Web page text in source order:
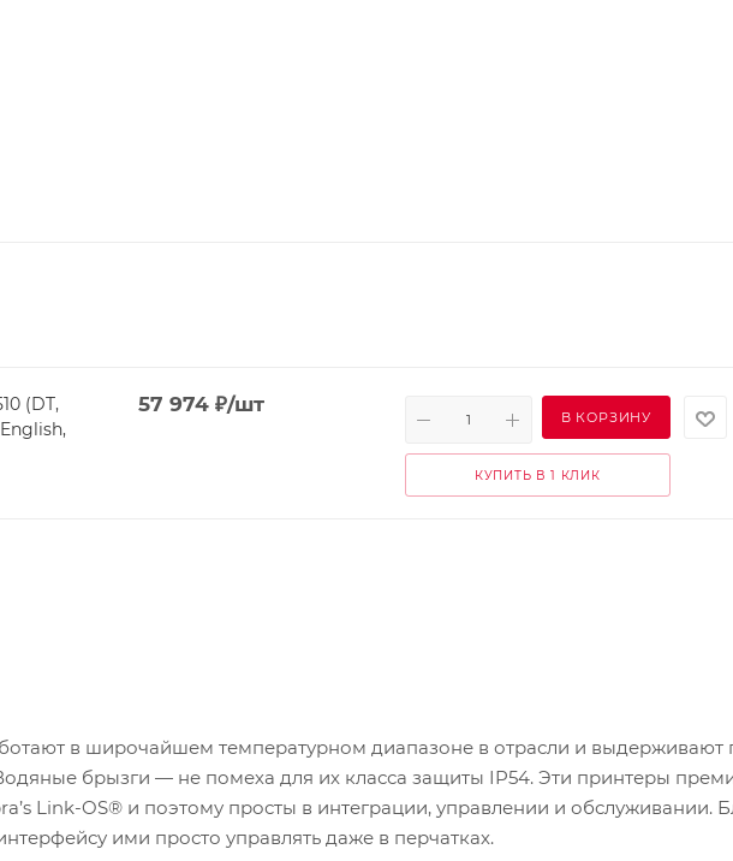
(DT,
57 974₽/шт
В КОРЗИНУ
КУПИТЬ В 1 КЛИК
в широчайшем температурном диапазоне в отрасли и выдерживают
брызги — не помеха для их класса защиты IP54. Эти принтеры
Link-OS® и поэтому просты в интеграции, управлении и обслуживании.
ими просто управлять даже в перчатках.